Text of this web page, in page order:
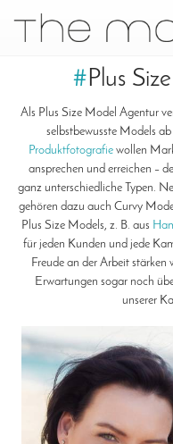
Navigation
#Plus
Als Plus Size Model Agentur
selbstbewusste Models
Produktfotografie wollen
ansprechen und erreichen –
ganz unterschiedliche Typen.
gehören dazu auch Curvy
Plus Size Models, z. B. aus
für jeden Kunden und jede
Freude an der Arbeit stärken
Erwartungen sogar noch
unserer